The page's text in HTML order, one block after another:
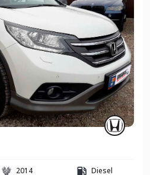
2014 Diesel